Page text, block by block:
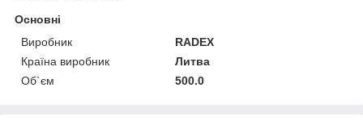
Основні
Виробник
RADEX
Країна виробник
Литва
Об`єм
500.0